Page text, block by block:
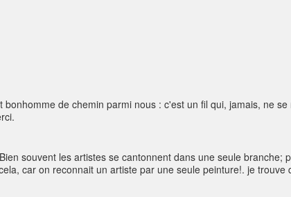
de chemin parmi nous : c'est un fil qui, jamais, ne
souvent les artistes se cantonnent dans une seule branche;
car on reconnait un artiste par une seule peinture!. je